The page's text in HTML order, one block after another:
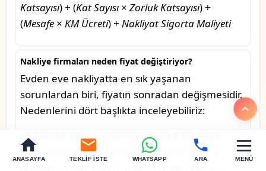
ANASAYFA TEKLIF İSTE WHATSAPP ARA MENÜ
Katsayısı) + (Kat Sayısı × Zorluk Katsayısı) +
(Mesafe × KM Ücreti) + Nakliyat Sigorta Maliyeti
Nakliye firmaları neden fiyat değiştiriyor?
Evden eve nakliyatta en sık yaşanan
sorunlardan biri, fiyatın sonradan değişmesidir.
Nedenlerini dört başlıkta inceleyebiliriz:
Ekspertiz yapılamaması veya eksik bilgi:
Bunun en büyük nedeni, eşyaların taşıma